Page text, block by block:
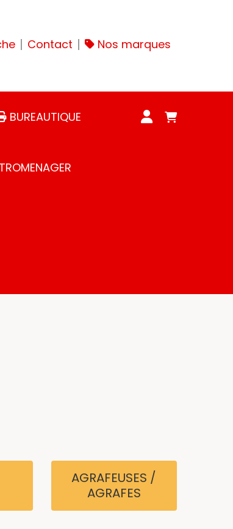
Contact Nos marques
BUREAUTIQUE
AGRAFEUSES /
AGRAFES